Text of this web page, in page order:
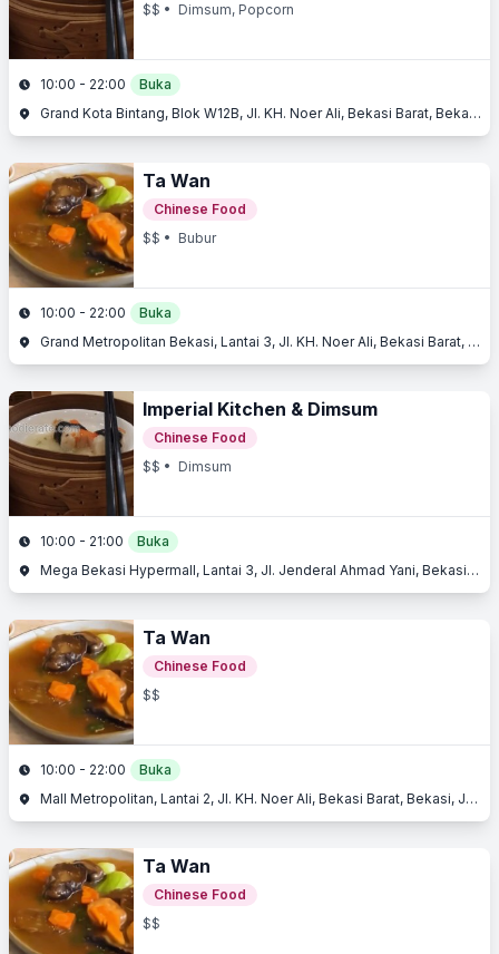
$$ • Dimsum, Popcorn
10:00 - 22:00
Buka
Grand Kota Bintang, Blok W12B, Jl. KH. Noer Ali, Bekasi Barat, Bekasi, Jawa Barat
Ta Wan
Chinese Food
$$ • Bubur
10:00 - 22:00
Buka
Grand Metropolitan Bekasi, Lantai 3, Jl. KH. Noer Ali, Bekasi Barat, Bekasi, Jawa Barat
Imperial Kitchen & Dimsum
Chinese Food
$$ • Dimsum
10:00 - 21:00
Buka
Mega Bekasi Hypermall, Lantai 3, Jl. Jenderal Ahmad Yani, Bekasi Barat, Bekasi, Jawa Barat
Ta Wan
Chinese Food
$$
10:00 - 22:00
Buka
Mall Metropolitan, Lantai 2, Jl. KH. Noer Ali, Bekasi Barat, Bekasi, Jawa Barat
Ta Wan
Chinese Food
$$